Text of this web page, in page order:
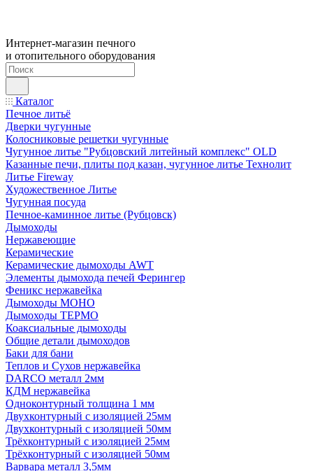
Интернет-магазин печного
и отопительного оборудования
Каталог
Печное литьё
Дверки чугунные
Колосниковые решетки чугунные
Чугунное литье "Рубцовский литейный комплекс" OLD
Казанные печи, плиты под казан, чугунное литье Технолит
Литье Fireway
Художественное Литье
Чугунная посуда
Печное-каминное литье (Рубцовск)
Дымоходы
Нержавеющие
Керамические
Керамические дымоходы AWT
Элементы дымохода печей Ферингер
Феникс нержавейка
Дымоходы МОНО
Дымоходы ТЕРМО
Коаксиальные дымоходы
Общие детали дымоходов
Баки для бани
Теплов и Сухов нержавейка
DARCO металл 2мм
КДМ нержавейка
Одноконтурный толщина 1 мм
Двухконтурный с изоляцией 25мм
Двухконтурный с изоляцией 50мм
Трёхконтурный с изоляцией 25мм
Трёхконтурный с изоляцией 50мм
Варвара металл 3,5мм